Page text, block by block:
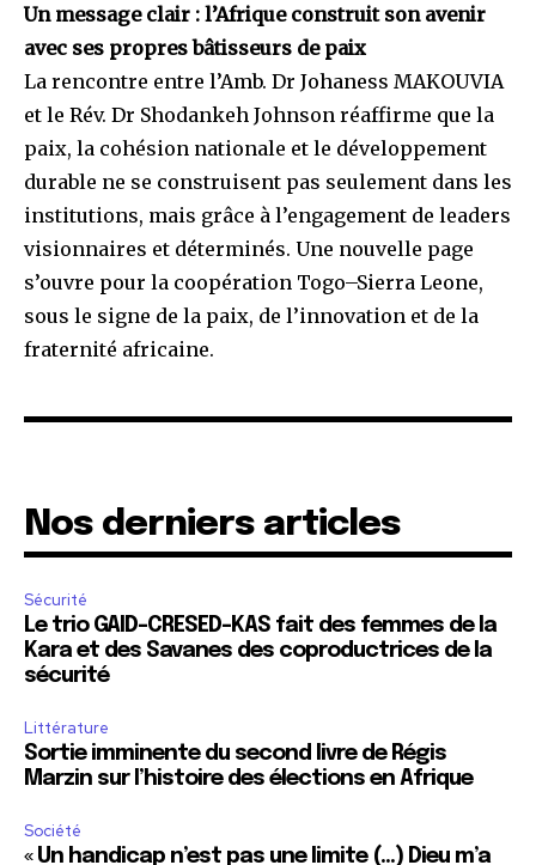
Un message clair : l’Afrique construit son avenir
avec ses propres bâtisseurs de paix
La rencontre entre l’Amb. Dr Johaness MAKOUVIA
et le Rév. Dr Shodankeh Johnson réaffirme que la
paix, la cohésion nationale et le développement
durable ne se construisent pas seulement dans les
institutions, mais grâce à l’engagement de leaders
visionnaires et déterminés. Une nouvelle page
s’ouvre pour la coopération Togo–Sierra Leone,
sous le signe de la paix, de l’innovation et de la
fraternité africaine.
Nos derniers articles
Sécurité
Le trio GAID-CRESED-KAS fait des femmes de la
Kara et des Savanes des coproductrices de la
sécurité
Littérature
Sortie imminente du second livre de Régis
Marzin sur l’histoire des élections en Afrique
Société
« Un handicap n’est pas une limite (…) Dieu m’a